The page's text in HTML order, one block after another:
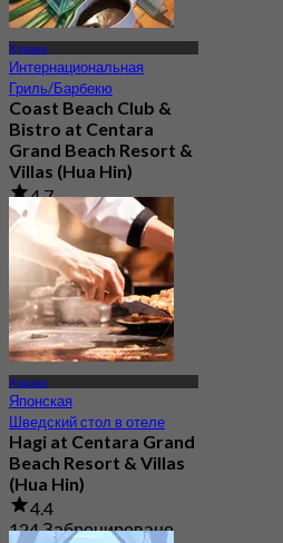
Хуахин
Интернациональная
Гриль/Барбекю
Coast Beach Club &
Bistro at Centara
Grand Beach Resort &
Villas (Hua Hin)
4.7
357 Забронировано
От฿ 615
Хуахин
Японская
Шведский стол в отеле
Hagi at Centara Grand
Beach Resort & Villas
(Hua Hin)
4.4
124 Забронировано